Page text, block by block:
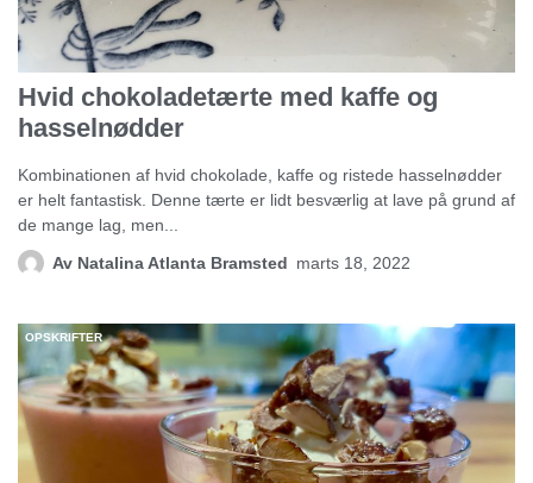
Hvid chokoladetærte med kaffe og
hasselnødder
Kombinationen af hvid chokolade, kaffe og ristede hasselnødder
er helt fantastisk. Denne tærte er lidt besværlig at lave på grund af
de mange lag, men...
Av Natalina Atlanta Bramsted marts 18, 2022
OPSKRIFTER